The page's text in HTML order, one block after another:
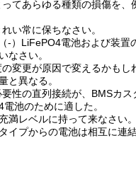
てあらゆる種類の損傷を、
い常に保ちなさい。
-）LiFePO4電池および装置
なさい。
変更が原因で変えるかもし
と異なる。
性の直列接続が、BMSカ
池のために適した。
満レベルに持って来なさい
イプからの電池は相互に連